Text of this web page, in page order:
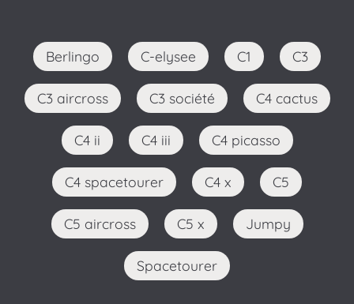
Berlingo C-elysee C1 C3
C3 aircross C3 société C4 cactus
C4 ii C4 iii C4 picasso
C4 spacetourer C4 x C5
C5 aircross C5 x Jumpy
Spacetourer